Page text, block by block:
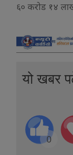
६० करोड १४
यो खबर
0